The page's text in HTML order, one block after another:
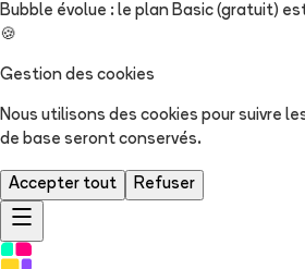
Bubble évolue : le plan Basic (gratuit)
🍪
Gestion des cookies
Nous utilisons des cookies pour suivre
de base seront conservés.
Accepter tout Refuser